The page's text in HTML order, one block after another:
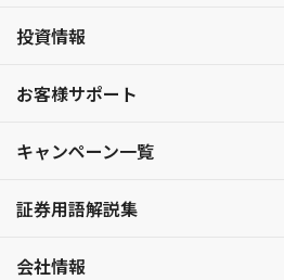
投資情報
お客様サポート
キャンペーン一覧
証券用語解説集
会社情報